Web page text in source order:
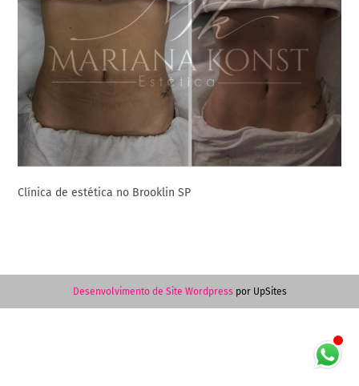
Clínica de estética no Brooklin SP
Desenvolvimento de Site Wordpress por UpSites